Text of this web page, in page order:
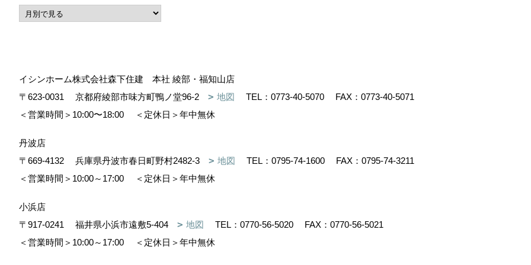
イシンホーム株式会社森下住建 本社 綾部・福知山店
〒623-0031
京都府綾部市味方町鴨ノ堂96-2 地図 TEL： 0773-40-5070
FAX：0773-40-5071
＜営業時間＞10:00〜18:00
＜定休日＞年中無休
丹波店
〒669-4132
兵庫県丹波市春日町野村2482-3 地図 TEL： 0795-74-1600
FAX：0795-74-3211
＜営業時間＞10:00～17:00
＜定休日＞年中無休
小浜店
〒917-0241
福井県小浜市遠敷5-404 地図 TEL： 0770-56-5020
FAX：0770-56-5021
＜営業時間＞10:00～17:00
＜定休日＞年中無休